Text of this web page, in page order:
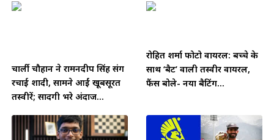
चार्ली चौहान ने रामनदीप सिंह संग
रचाई शादी, सामने आईं खूबसूरत
तस्वीरें; सादगी भरे अंदाज...
रोहित शर्मा फोटो वायरल: बच्चे के
साथ ‘बैट’ वाली तस्वीर वायरल,
फैंस बोले- नया बैटिंग...